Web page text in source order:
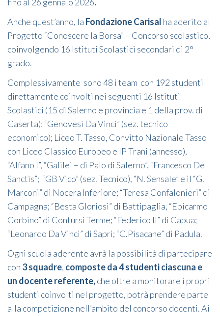
Anche quest’anno, la Fondazione Carisal ha aderito al
Progetto “Conoscere la Borsa” – Concorso scolastico,
coinvolgendo 16 Istituti Scolastici secondari di 2°
grado.
Complessivamente sono 48 i team con 192 studenti
direttamente coinvolti nei seguenti 16 Istituti
Scolastici (15 di Salerno e provincia e 1 della prov. di
Caserta): “Genovesi Da Vinci” (sez. tecnico
economico); Liceo T. Tasso, Convitto Nazionale Tasso
con Liceo Classico Europeo e IP Trani (annesso),
“Alfano I”, “Galilei – di Palo di Salerno”, “Francesco De
Sanctis”; “GB Vico” (sez. Tecnico), “N. Sensale” e il “G.
Marconi” di Nocera Inferiore; “Teresa Confalonieri” di
Campagna; “Besta Gloriosi” di Battipaglia, “Epicarmo
Corbino” di Contursi Terme; “Federico II” di Capua;
“Leonardo Da Vinci” di Sapri; “C.Pisacane” di Padula.
Ogni scuola aderente avrà la possibilità di partecipare
con 3 squadre, composte da 4 studenti ciascuna e
un docente referente,che oltre a monitorare i propri
studenti coinvolti nel progetto, potrà prendere parte
alla competizione nell’ambito del concorso docenti. Ai